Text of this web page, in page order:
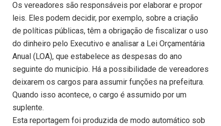
Os vereadores são responsáveis por elaborar e propor
leis. Eles podem decidir, por exemplo, sobre a criação
de políticas públicas, têm a obrigação de fiscalizar o uso
do dinheiro pelo Executivo e analisar a Lei Orçamentária
Anual (LOA), que estabelece as despesas do ano
seguinte do município. Há a possibilidade de vereadores
deixarem os cargos para assumir funções na prefeitura.
Quando isso acontece, o cargo é assumido por um
suplente.
Esta reportagem foi produzida de modo automático sob